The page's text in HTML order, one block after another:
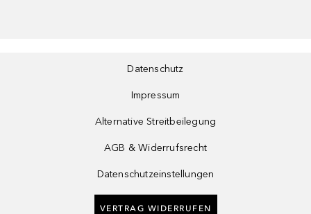
Datenschutz
Impressum
Alternative Streitbeilegung
AGB & Widerrufsrecht
Datenschutzeinstellungen
VERTRAG WIDERRUFEN